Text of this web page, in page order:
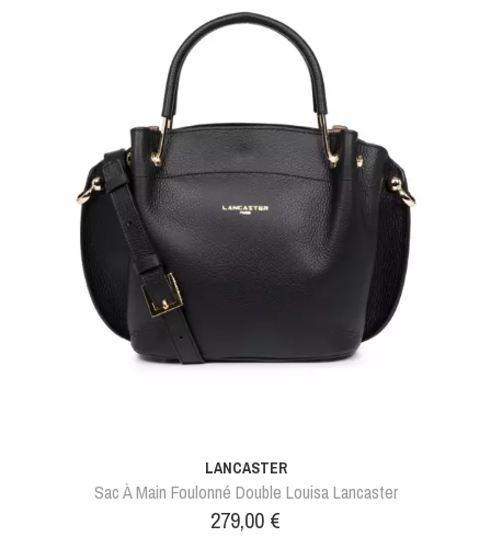
LANCASTER
Sac À Main Foulonné Double Louisa Lancaster
Prix
279,00 €